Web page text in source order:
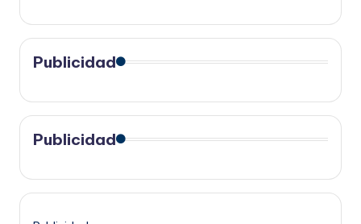
Publicidad
Publicidad